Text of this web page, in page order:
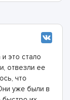
это стало
отвезли ее
что
уже были в